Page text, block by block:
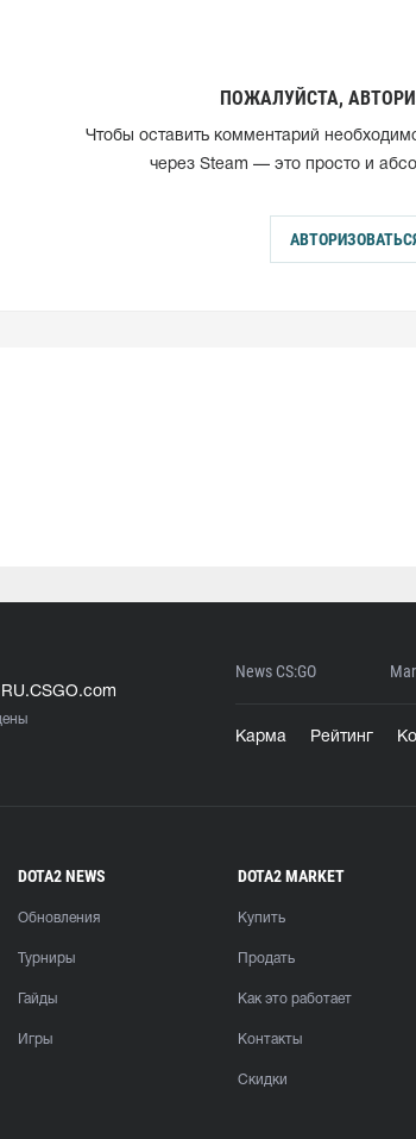
ПОЖАЛУЙСТА,
Чтобы оставить комментарий
через Steam — это просто и
News CS:GO
Карма Рейтинг
DOTA2 NEWS
Обновления
Турниры
Гайды
Игры
DOTA2 MARKET
Купить
Продать
Как это работает
Контакты
Скидки